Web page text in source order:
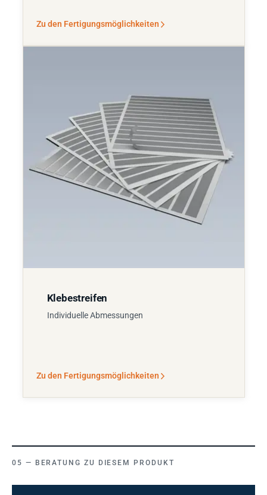
Zu den Fertigungsmöglichkeiten
Klebestreifen
Individuelle Abmessungen
Zu den Fertigungsmöglichkeiten
BERATUNG ZU DIESEM PRODUKT